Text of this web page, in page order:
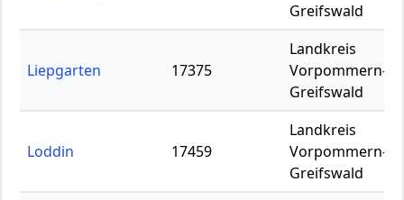
Greifswald
Liepgarten 17375
Landkreis
Vorpommern-
Greifswald
Loddin 17459
Landkreis
Vorpommern-
Greifswald